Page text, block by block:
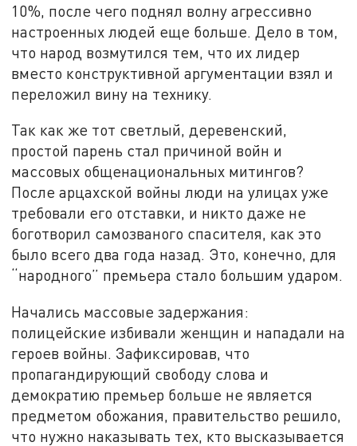
10%, после чего поднял волну агрессивно
настроенных людей еще больше. Дело в том,
что народ возмутился тем, что их лидер
вместо конструктивной аргументации взял и
переложил вину на технику.
Так как же тот светлый, деревенский,
простой парень стал причиной войн и
массовых общенациональных митингов?
После арцахской войны люди на улицах уже
требовали его отставки, и никто даже не
боготворил самозваного спасителя, как это
было всего два года назад. Это, конечно, для
“народного” премьера стало большим ударом.
Начались массовые задержания:
полицейские избивали женщин и нападали на
героев войны. Зафиксировав, что
пропагандирующий свободу слова и
демократию премьер больше не является
предметом обожания, правительство решило,
что нужно наказывать тех, кто высказывается